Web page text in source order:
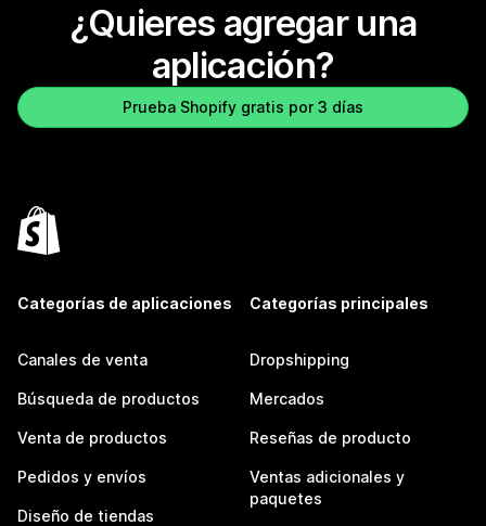
¿Quieres agregar una
aplicación?
Prueba Shopify gratis por 3 días
Categorías de aplicaciones
Canales de venta
Búsqueda de productos
Venta de productos
Pedidos y envíos
Diseño de tiendas
Categorías principales
Dropshipping
Mercados
Reseñas de producto
Ventas adicionales y
paquetes